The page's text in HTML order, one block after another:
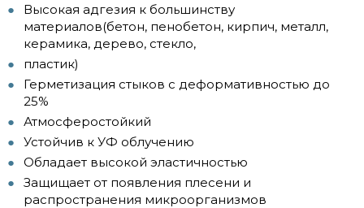
Высокая адгезия к большинству
материалов(бетон, пенобетон, кирпич, металл,
керамика, дерево, стекло,
пластик)
Герметизация стыков с деформативностью до
25%
Атмосферостойкий
Устойчив к УФ облучению
Обладает высокой эластичностью
Защищает от появления плесени и
распространения микроорганизмов